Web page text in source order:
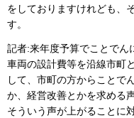
をしておりますけれども、
す。
記者:来年度予算でことでん
車両の設計費等を沿線市町
して、市町の方からことで
か、経営改善とかを求める
そういう声が上がることに